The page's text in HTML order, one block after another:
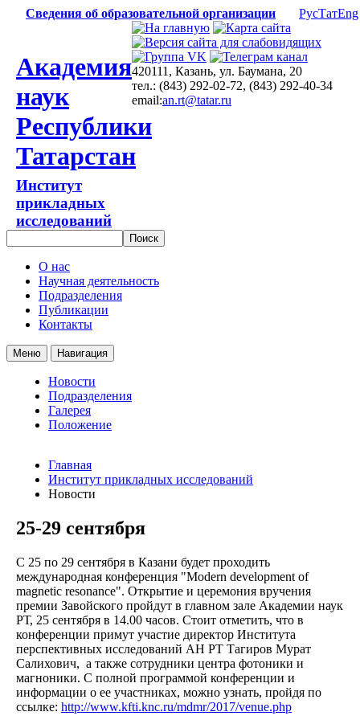
Сведения об образовательной организации РусТатEng
Академия
наук
Республики
Татарстан
Институт
прикладных
исследований
420111, Казань, ул. Баумана, 20
тел.: (843) 292-02-72, (843) 292-40-34
email:an.rt@tatar.ru
О нас
Научная деятельность
Подразделения
Публикации
Контакты
Меню Навигация
Новости
Подразделения
Галерея
Положение
Главная
Институт прикладных исследований
Новости
25-29 сентября
С 25 по 29 сентября в Казани будет проходить
международная конференция "Modern development of
magnetic resonance". Открытие и церемония вручения
премии Завойского пройдут в главном зале Академии наук
РТ, 25 сентября в 14.00 часов. Стоит отметить, что в
конференции примут участие директор Института
перспективных исследований АН РТ Тагиров Мурат
Салихович, а также сотрудники центра фотоники и
магноники. С полной программой конференции и
информации о ее участниках, можно узнать, пройдя по
ссылке: http://www.kfti.knc.ru/mdmr/2017/venue.php